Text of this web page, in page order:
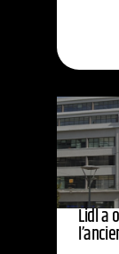
Lidl a